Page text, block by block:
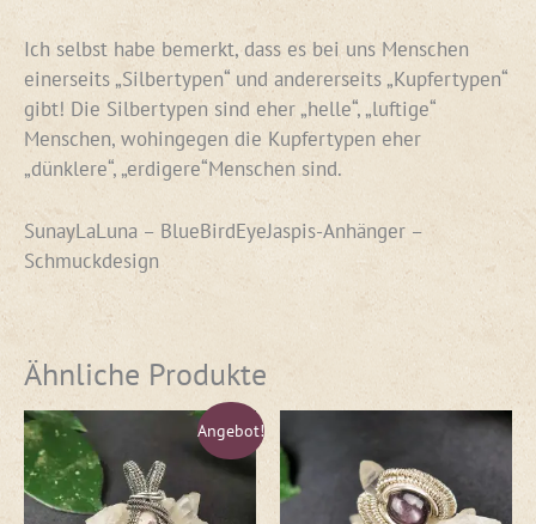
Ich selbst habe bemerkt, dass es bei uns Menschen
einerseits „Silbertypen“ und andererseits „Kupfertypen“
gibt! Die Silbertypen sind eher „helle“, „luftige“
Menschen, wohingegen die Kupfertypen eher
„dünklere“, „erdigere“Menschen sind.
SunayLaLuna – BlueBirdEyeJaspis-Anhänger –
Schmuckdesign
Ähnliche Produkte
Angebot!
Ursprünglicher
Preis
war:
€97,00
Aktueller
ist:
€58,00.